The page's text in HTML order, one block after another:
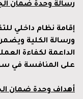
رسالة وحدة ضمان
إقامة نظام داخلي
ورسالة الكلية
الداعمة لكفاءة
على المنافسة في
أهداف وحدة ضمان